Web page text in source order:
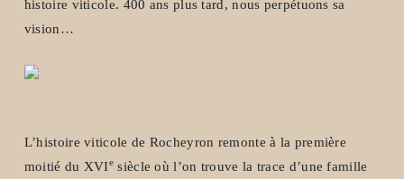
histoire viticole. 400 ans plus tard, nous perpétuons sa
vision…
L’histoire viticole de Rocheyron remonte à la première
moitié du XVIe siècle où l’on trouve la trace d’une famille